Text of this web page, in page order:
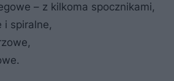
– z kilkoma spocznikami,
i spiralne,